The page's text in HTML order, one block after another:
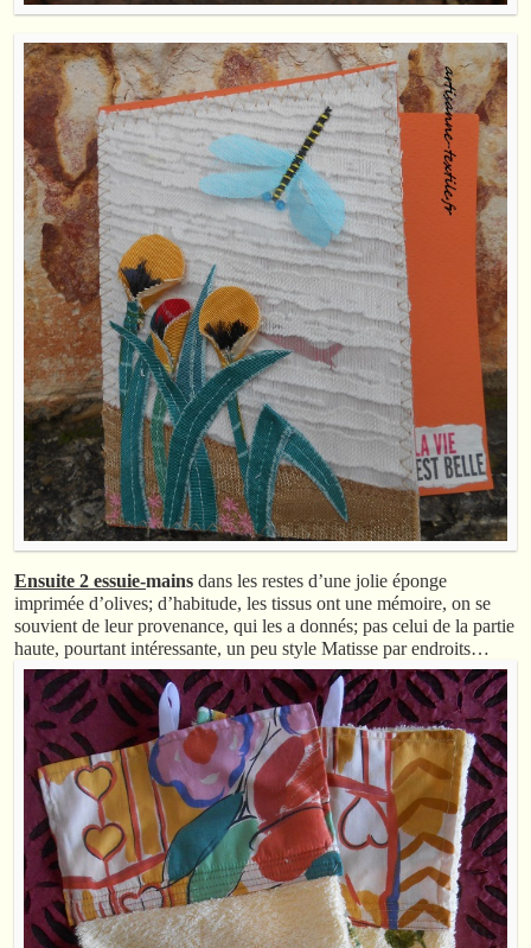
Ensuite 2 essuie-mains dans les restes d’une jolie éponge
imprimée d’olives; d’habitude, les tissus ont une mémoire, on se
souvient de leur provenance, qui les a donnés; pas celui de la partie
haute, pourtant intéressante, un peu style Matisse par endroits…